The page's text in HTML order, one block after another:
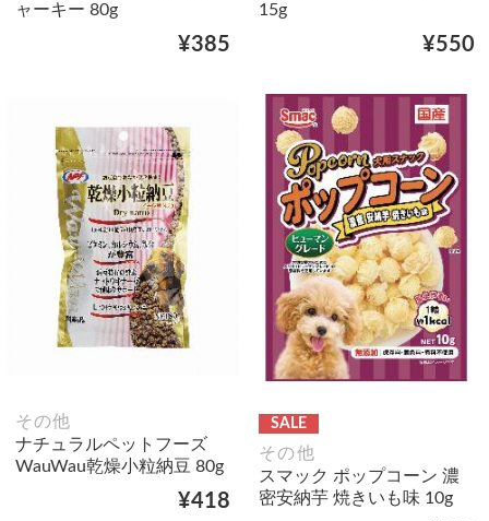
ャーキー 80g
¥385
15g
¥550
その他
ナチュラルペットフーズ
WauWau乾燥小粒納豆 80g
¥418
SALE
その他
スマック ポップコーン 濃
密安納芋 焼きいも味 10g